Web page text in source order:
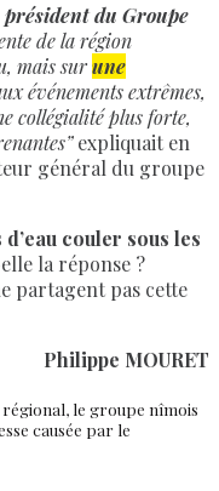
du Groupe
de la région
mais surune
événements extrêmes,
collégialité plus forte,
expliquait en
général du groupe
couler sous les
la réponse ?
partagent pas cette
Philippe MOURET
le groupe nîmois
causée par le